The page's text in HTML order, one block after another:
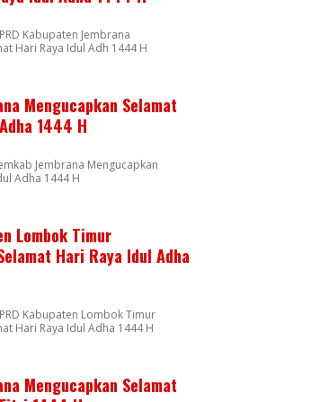
Kabupaten Jembrana
Hari Raya Idul Adh 1444 H
Mengucapkan Selamat
1444 H
Jembrana Mengucapkan
Adha 1444 H
Lombok Timur
Hari Raya Idul Adha
Kabupaten Lombok Timur
Hari Raya Idul Adha 1444 H
Mengucapkan Selamat